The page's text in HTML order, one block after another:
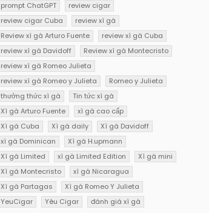
prompt ChatGPT
review cigar
review cigar Cuba
review xì gà
Review xì gà Arturo Fuente
review xì gà Cuba
review xì gà Davidoff
Review xì gà Montecristo
review xì gà Romeo Julieta
review xì gà Romeo y Julieta
Romeo y Julieta
thưởng thức xì gà
Tin tức xì gà
Xì gà Arturo Fuente
xì gà cao cấp
Xì gà Cuba
Xì gà daily
Xì gà Davidoff
xì gà Dominican
Xì gà H.upmann
Xì gà Limited
xì gà Limited Edition
Xì gà mini
Xì gà Montecristo
xì gà Nicaragua
Xì gà Partagas
Xì gà Romeo Y Julieta
YeuCigar
Yêu Cigar đánh giá xì gà